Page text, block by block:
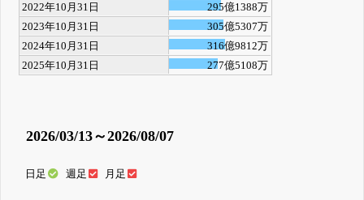
2022年10月31日
295億1388万
2023年10月31日
305億5307万
2024年10月31日
316億9812万
2025年10月31日
277億5108万
2026/03/13～2026/08/07
日足 週足 月足